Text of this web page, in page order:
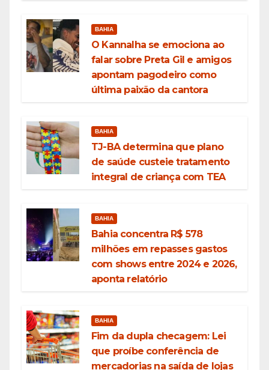
BAHIA
O Kannalha se emociona ao
falar sobre Preta Gil e amigos
apontam pagodeiro como
última paixão da cantora
BAHIA
TJ-BA determina que plano
de saúde custeie tratamento
integral de criança com TEA
BAHIA
Bahia concentra R$ 578
milhões em repasses gastos
com shows entre 2024 e 2026,
aponta relatório
BAHIA
Fim da dupla checagem: Lei
que proíbe conferência de
mercadorias na saída de lojas